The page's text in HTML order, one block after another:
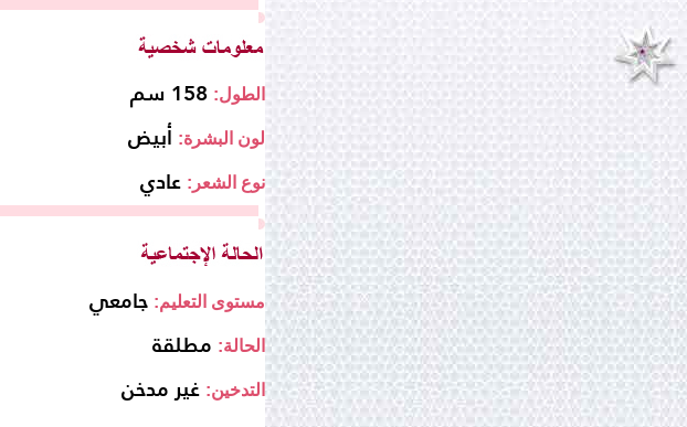
الطول: 158 سم
لون البشرة: أبيض
نوع الشعر: عادي
مستوى التعليم: جامعي
الحالة: مطلقة
التدخين: غير مدخن